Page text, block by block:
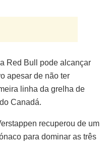
Red Bull pode alcançar
apesar de não ter
linha da grelha de
Canadá.
recuperou de um
para dominar as três